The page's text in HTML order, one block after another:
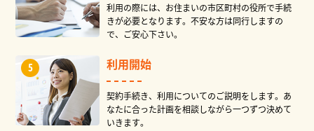
利用の際には、お住まいの市区町村の役所で手続
きが必要となります。不安な方は同行しますの
で、ご安心下さい。
利用開始
契約手続き、利用についてのご説明をします。あ
なたに合った計画を相談しながら一つずつ決めて
いきます。